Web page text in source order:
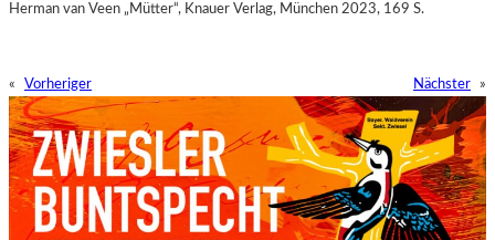
Herman van Veen „Mütter“, Knauer Verlag, München 2023, 169 S.
« Vorheriger Nächster »